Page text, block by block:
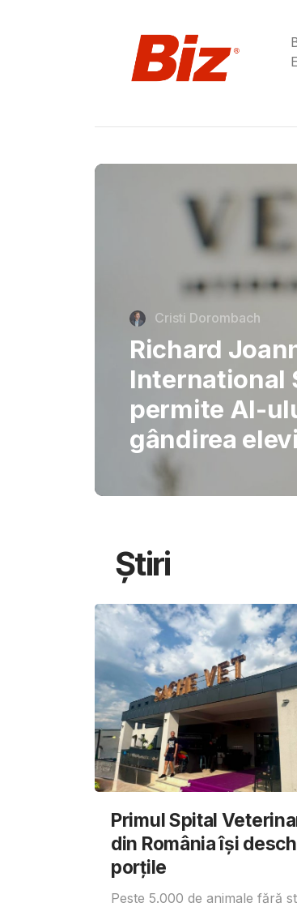
Gabriel Barliga
Oana
pentru
Știri
Primul Spital
din România își
porțile
Peste 5.000 de animale fără